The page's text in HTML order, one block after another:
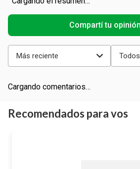
Más reciente Todos
Cargando comentarios…
Recomendados para vos